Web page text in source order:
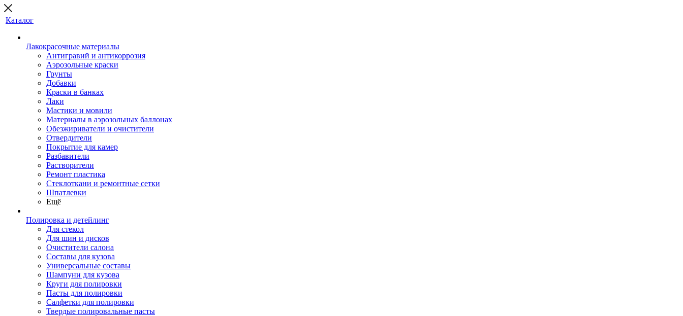
Каталог
Лакокрасочные материалы
Антигравий и антикоррозия
Аэрозольные краски
Грунты
Добавки
Краски в банках
Лаки
Мастики и мовили
Материалы в аэрозольных баллонах
Обезжириватели и очистители
Отвердители
Покрытие для камер
Разбавители
Растворители
Ремонт пластика
Стеклоткани и ремонтные сетки
Шпатлевки
Ещё
Полировка и детейлинг
Для стекол
Для шин и дисков
Очистители салона
Составы для кузова
Универсальные составы
Шампуни для кузова
Круги для полировки
Пасты для полировки
Салфетки для полировки
Твердые полировальные пасты